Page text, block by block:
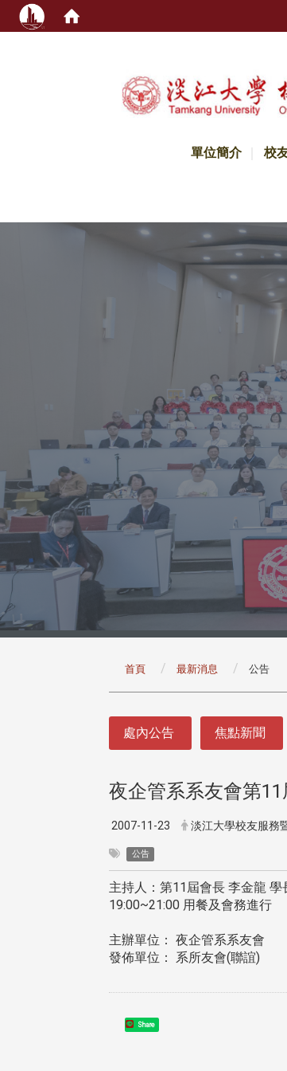
單位簡介 校
首頁 最新消息 公告
處內公告 焦點新聞
夜企管系系友會第
2007-11-23 淡江大學校友服務
公告
主持人：第11屆會長 李金龍
19:00~21:00 用餐及會務進行
主辦單位： 夜企管系系友會
發佈單位： 系所友會(聯誼)
Share